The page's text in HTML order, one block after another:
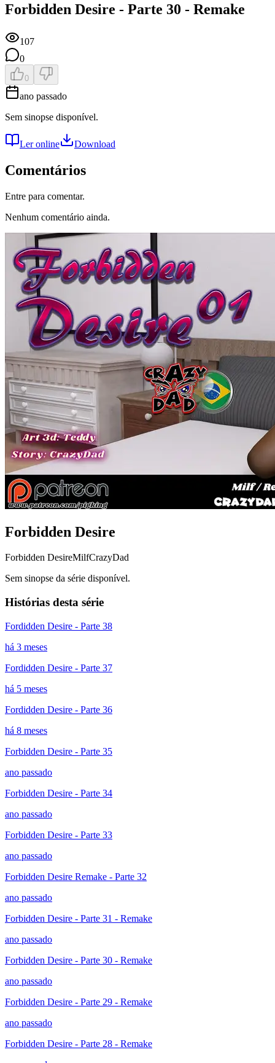
Forbidden Desire - Parte 30 - Remake
107
0
0
ano passado
Sem sinopse disponível.
Ler online Download
Comentários
Entre para comentar.
Nenhum comentário ainda.
Forbidden Desire
Forbidden DesireMilfCrazyDad
Sem sinopse da série disponível.
Histórias desta série
Fordidden Desire - Parte 38
há 3 meses
Fordidden Desire - Parte 37
há 5 meses
Fordidden Desire - Parte 36
há 8 meses
Forbidden Desire - Parte 35
ano passado
Forbidden Desire - Parte 34
ano passado
Forbidden Desire - Parte 33
ano passado
Forbidden Desire Remake - Parte 32
ano passado
Forbidden Desire - Parte 31 - Remake
ano passado
Forbidden Desire - Parte 30 - Remake
ano passado
Forbidden Desire - Parte 29 - Remake
ano passado
Forbidden Desire - Parte 28 - Remake